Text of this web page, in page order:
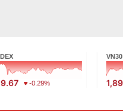
-0.29%
VN30